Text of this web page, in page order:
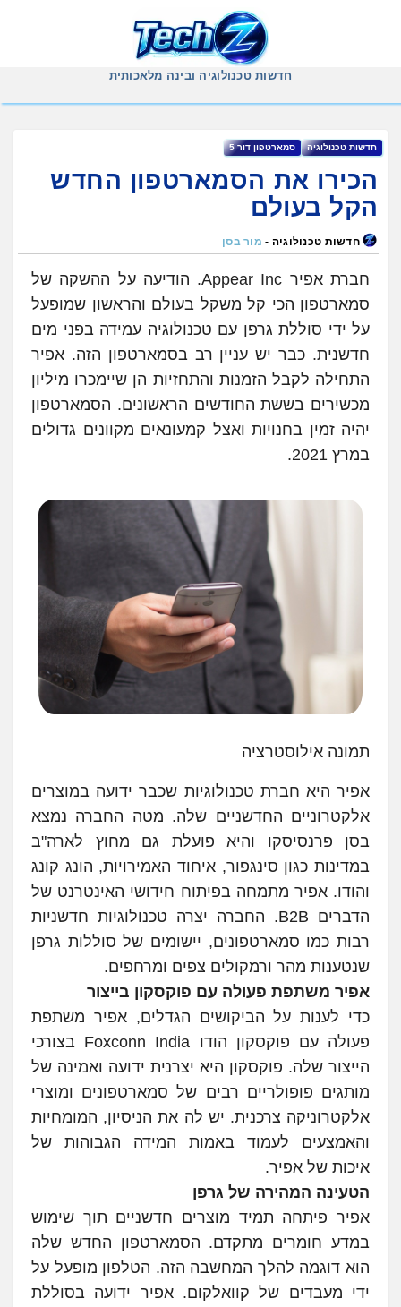
חדשות טכנולוגיה ובינה מלאכותית
‏חדשות ‏טכנולוגיה ‏סמארטפון ‏דור ‏5
הכירו את הסמארטפון החדש
הקל בעולם
חדשות טכנולוגיה - מור בסן
חברת אפיר Appear Inc. הודיעה על ההשקה של
סמארטפון הכי קל משקל בעולם והראשון שמופעל
על ידי סוללת גרפן עם טכנולוגיה עמידה בפני מים
חדשנית. כבר יש עניין רב בסמארטפון הזה. אפיר
התחילה לקבל הזמנות והתחזיות הן שיימכרו מיליון
מכשירים בששת החודשים הראשונים. הסמארטפון
יהיה זמין בחנויות ואצל קמעונאים מקוונים גדולים
במרץ 2021.
תמונה אילוסטרציה
אפיר היא חברת טכנולוגיות שכבר ידועה במוצרים
אלקטרוניים החדשניים שלה. מטה החברה נמצא
בסן פרנסיסקו והיא פועלת גם מחוץ לארה"ב
במדינות כגון סינגפור, איחוד האמירויות, הונג קונג
והודו. אפיר מתמחה בפיתוח חידושי האינטרנט של
הדברים B2B. החברה יצרה טכנולוגיות חדשניות
רבות כמו סמארטפונים, יישומים של סוללות גרפן
שנטענות מהר ורמקולים צפים ומרחפים.
אפיר משתפת פעולה עם פוקסקון בייצור
כדי לענות על הביקושים הגדלים, אפיר משתפת
פעולה עם פוקסקון הודו Foxconn India בצורכי
הייצור שלה. פוקסקון היא יצרנית ידועה ואמינה של
מותגים פופולריים רבים של סמארטפונים ומוצרי
אלקטרוניקה צרכנית. יש לה את הניסיון, המומחיות
והאמצעים לעמוד באמות המידה הגבוהות של
איכות של אפיר.
הטעינה המהירה של גרפן
אפיר פיתחה תמיד מוצרים חדשניים תוך שימוש
במדע חומרים מתקדם. הסמארטפון החדש שלה
הוא דוגמה להלך המחשבה הזה. הטלפון מופעל על
ידי מעבדים של קוואלקום. אפיר ידועה בסוללת